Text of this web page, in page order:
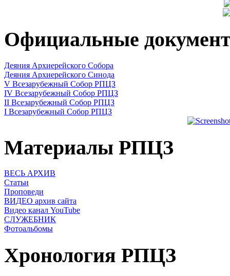
Официальные
Деяния Архиерейского Собора
Деяния Архиерейского Синода
V Всезарубежный Собор РПЦЗ
IV Всезарубежный Собор РПЦЗ
II Всезарубежный Собор РПЦЗ
I Всезарубежный Собор РПЦЗ
Материалы РПЦЗ
ВЕСЬ АРХИВ
Статьи
Проповеди
ВИДЕО архив сайта
Видео канал YouTube
СЛУЖЕБНИК
Фотоальбомы
Хронология РПЦЗ